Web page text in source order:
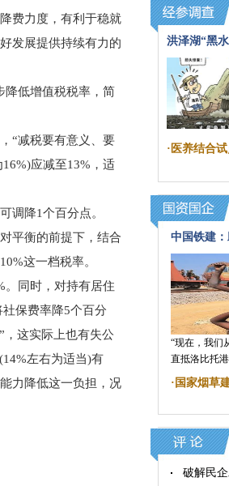
费力度，有利于稳就
发展提供持续有力的
低增值税税率，简
“减税要有意义、要
应减至13%，适
降1个百分点。
平衡的前提下，结合
这一档税率。
同时，对持有居住
保费率降5个百分
，这实际上也有失公
左右为适当)有
力降低这一负担，况
洪泽湖“黑
· 医养结合
中国铁建
“现在，我们
直抵洛比托
· 国家烟草
破解民